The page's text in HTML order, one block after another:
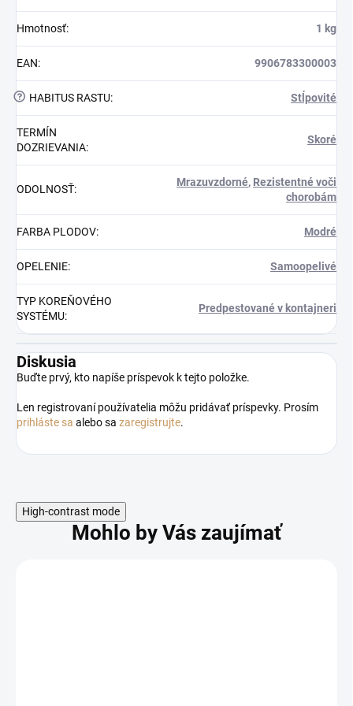
Hmotnosť: 1 kg
EAN: 9906783300003
? HABITUS RASTU: Stĺpovité
TERMÍN
DOZRIEVANIA:
Skoré
ODOLNOSŤ:
Mrazuvzdorné, Rezistentné voči
chorobám
FARBA PLODOV: Modré
OPELENIE: Samoopelivé
TYP KOREŇOVÉHO
SYSTÉMU:
Predpestované v kontajneri
Diskusia
Buďte prvý, kto napíše príspevok k tejto položke.
Len registrovaní používatelia môžu pridávať príspevky. Prosím
prihláste sa alebo sa zaregistrujte.
High-contrast mode
Mohlo by Vás zaujímať